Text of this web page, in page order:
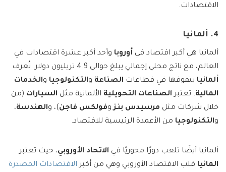
الاقتصادات.
4. ألمانيا
ألمانيا هي أكبر اقتصاد في أوروبا وأحد أكبر عشرة اقتصادات في
العالم، مع ناتج محلي إجمالي يبلغ حوالي 4.9 تريليون دولار. تُعرف
ألمانيا بتفوقها في قطاعات الصناعة والتكنولوجيا والخدمات
المالية. تعتبر الصناعات التحويلية الألمانية مثل السيارات (من
خلال شركات مثل مرسيدس بنزوفولكس فاجن)، والهندسة،
والتكنولوجيا من الأعمدة الرئيسية للاقتصاد.
ألمانيا أيضًا تلعب دورًا محوريًا في الاتحاد الأوروبي، حيث تعتبر
المانيا قلب الاقتصاد الأوروبي وهي من أكبر الاقتصادات المصدرة